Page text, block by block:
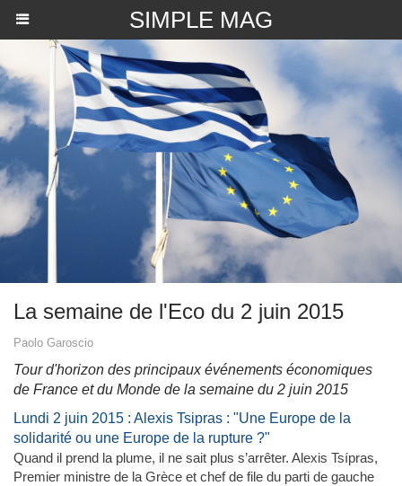
SIMPLE MAG
La semaine de l'Eco du 2 juin 2015
Paolo Garoscio
Tour d'horizon des principaux événements économiques
de France et du Monde de la semaine du 2 juin 2015
Lundi 2 juin 2015 : Alexis Tsipras : "Une Europe de la
solidarité ou une Europe de la rupture ?"
Quand il prend la plume, il ne sait plus s’arrêter. Alexis Tsípras,
Premier ministre de la Grèce et chef de file du parti de gauche